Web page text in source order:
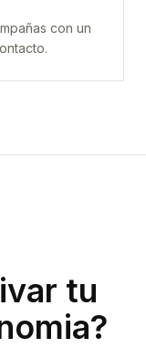
con un
tu
?